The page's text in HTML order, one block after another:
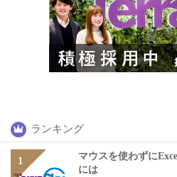
ランキング
マウスを使わずに
には